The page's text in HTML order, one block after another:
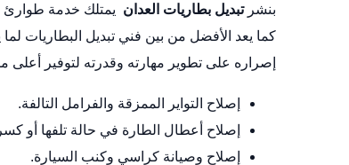
بنشرتبديل بطاريات العدان يمتلك خدمة طوارئ
كما يعد الأفضل من بين فني تبديل البطاريات
إصراره على تطوير مهارته وقدرته لتوفير
إصلاح التواير الممزقة والفرامل التالفة.
إصلاح أعطال الطارة في حالة تلفها أو
إصلاح وصيانة كراسي وكنب السيارة.